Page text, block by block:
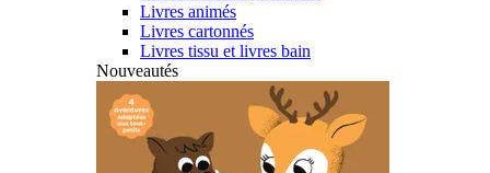
Livres animés
Livres cartonnés
Livres tissu et livres bain
Nouveautés